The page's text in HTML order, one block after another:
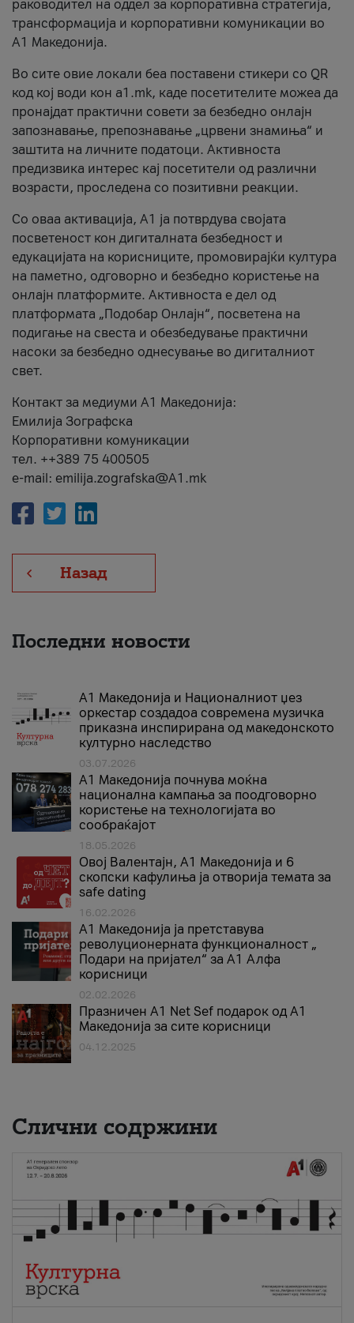
раководител на оддел за корпоративна стратегија,
трансформација и корпоративни комуникации во
А1 Македонија.
Во сите овие локали беа поставени стикери со QR
код кој води кон a1.mk, каде посетителите можеа да
пронајдат практични совети за безбедно онлајн
запознавање, препознавање „црвени знамиња“ и
заштита на личните податоци. Активноста
предизвика интерес кај посетители од различни
возрасти, проследена со позитивни реакции.
Со оваа активација, А1 ја потврдува својата
посветеност кон дигиталната безбедност и
едукацијата на корисниците, промовирајќи култура
на паметно, одговорно и безбедно користење на
онлајн платформите. Активноста е дел од
платформата „Подобар Онлајн“, посветена на
подигање на свеста и обезбедување практични
насоки за безбедно однесување во дигиталниот
свет.
Контакт за медиуми А1 Македонија:
Емилија Зографска
Корпоративни комуникации
тел. ++389 75 400505
e-mail: emilija.zografska@A1.mk
Назад
Последни новости
А1 Македонија и Националниот џез
оркестар создадоа современа музичка
приказна инспирирана од македонското
културно наследство
03.07.2026
A1 Македонија почнува моќна
национална кампања за поодговорно
користење на технологијата во
сообраќајот
18.05.2026
Овој Валентајн, A1 Македонија и 6
скопски кафулиња ја отворија темата за
safe dating
16.02.2026
А1 Македонија ја претставува
револуционерната функционалност „
Подари на пријател“ за А1 Алфа
корисници
02.02.2026
Празничен A1 Net Sеf подарок од А1
Македонија за сите корисници
04.12.2025
Слични содржини